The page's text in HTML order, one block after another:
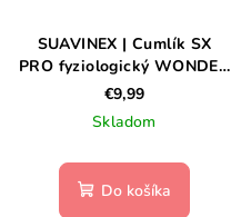
SUAVINEX | Cumlík SX
PRO fyziologický WONDER
0/6m -Gray Clouds
€9,99
Skladom
Do košíka